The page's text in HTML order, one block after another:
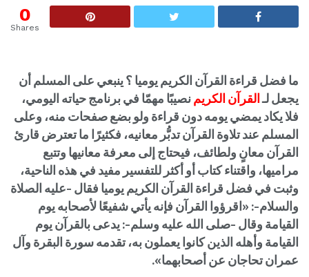
0
Shares
ما فضل قراءة القرآن الكريم يوميا ؟ينبعي على المسلم أن
يجعل لـ القرآن الكريمنصيبًا مهمّا في برنامج حياته اليومي،
فلا يكاد يمضي يومه دون قراءة ولو بضع صفحات منه، وعلى
المسلم عند تلاوة القرآن تدبُّر معانيه، فكثيرًا ما تعترض قارئ
القرآن معانٍ ولطائف، فيحتاج إلى معرفة معانيها وتتبع
مراميها، واقتناء كتاب أو أكثر للتفسير مفيد في هذه الناحية،
وثبت في فضل قراءة القرآن الكريم يوميا فقال -عليه الصلاة
والسلام-: «اقرؤوا القرآن فإنه يأتي شفيعًا لأصحابه يوم
القيامة وقال -صلى الله عليه وسلم-: يدعى بالقرآن يوم
القيامة وأهله الذين كانوا يعملون به، تقدمه سورة البقرة وآل
عمران تحاجان عن أصحابهما».